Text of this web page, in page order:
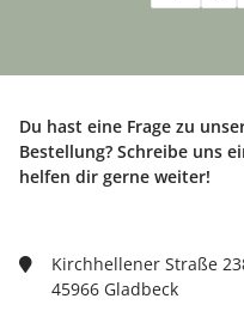
Du hast eine Frage zu
Bestellung? Schreibe uns
helfen dir gerne weiter!
Kirchhellener Straße
45966 Gladbeck